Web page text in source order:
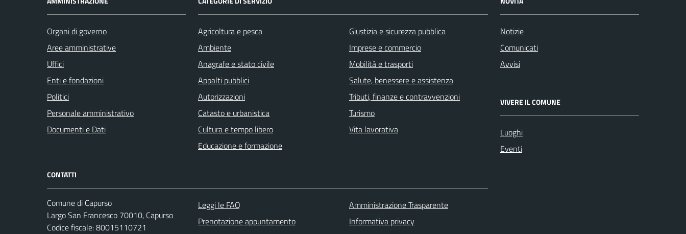
Organi di governo
Aree amministrative
Uffici
Enti e fondazioni
Politici
Personale amministrativo
Documenti e Dati
Agricoltura e pesca
Ambiente
Anagrafe e stato civile
Appalti pubblici
Autorizzazioni
Catasto e urbanistica
Cultura e tempo libero
Educazione e formazione
Giustizia e sicurezza pubblica
Imprese e commercio
Mobilità e trasporti
Salute, benessere e assistenza
Tributi, finanze e contravvenzioni
Turismo
Vita lavorativa
Notizie
Comunicati
Avvisi
VIVERE IL COMUNE
Luoghi
Eventi
CONTATTI
Comune di Capurso
Largo San Francesco 70010, Capurso
Codice fiscale: 80015110721
Leggi le FAQ
Prenotazione appuntamento
Amministrazione Trasparente
Informativa privacy